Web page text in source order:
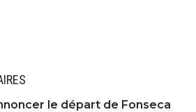
le départ de Fonseca